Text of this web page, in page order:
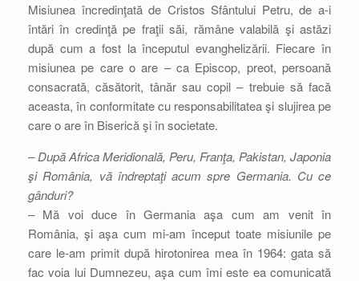
Misiunea încredinţată de Cristos Sfântului Petru, de a-i
întări în credinţă pe fraţii săi, rămâne valabilă şi astăzi
după cum a fost la începutul evanghelizării. Fiecare în
misiunea pe care o are – ca Episcop, preot, persoană
consacrată, căsătorit, tânăr sau copil – trebuie să facă
aceasta, în conformitate cu responsabilitatea şi slujirea pe
care o are în Biserică şi în societate.
– După Africa Meridională, Peru, Franţa, Pakistan, Japonia
şi România, vă îndreptaţi acum spre Germania. Cu ce
gânduri?
– Mă voi duce în Germania aşa cum am venit în
România, şi aşa cum mi-am început toate misiunile pe
care le-am primit după hirotonirea mea în 1964: gata să
fac voia lui Dumnezeu, aşa cum îmi este ea comunicată